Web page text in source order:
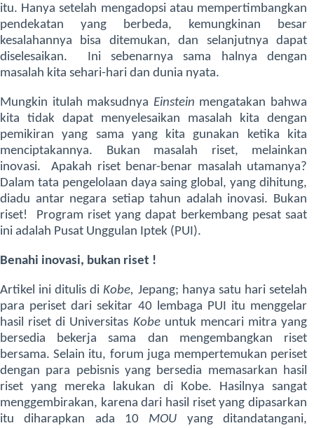
itu. Hanya setelah mengadopsi atau mempertimbangkan
pendekatan yang berbeda, kemungkinan besar
kesalahannya bisa ditemukan, dan selanjutnya dapat
diselesaikan. Ini sebenarnya sama halnya dengan
masalah kita sehari-hari dan dunia nyata.
Mungkin itulah maksudnya Einstein mengatakan bahwa
kita tidak dapat menyelesaikan masalah kita dengan
pemikiran yang sama yang kita gunakan ketika kita
menciptakannya. Bukan masalah riset, melainkan
inovasi. Apakah riset benar-benar masalah utamanya?
Dalam tata pengelolaan daya saing global, yang dihitung,
diadu antar negara setiap tahun adalah inovasi. Bukan
riset! Program riset yang dapat berkembang pesat saat
ini adalah Pusat Unggulan Iptek (PUI).
Benahi inovasi, bukan riset !
Artikel ini ditulis diKobe, Jepang; hanya satu hari setelah
para periset dari sekitar 40 lembaga PUI itu menggelar
hasil riset di Universitas Kobeuntuk mencari mitra yang
bersedia bekerja sama dan mengembangkan riset
bersama. Selain itu, forum juga mempertemukan periset
dengan para pebisnis yang bersedia memasarkan hasil
riset yang mereka lakukan di Kobe. Hasilnya sangat
menggembirakan, karena dari hasil riset yang dipasarkan
itu diharapkan ada 10 MOU yang ditandatangani,